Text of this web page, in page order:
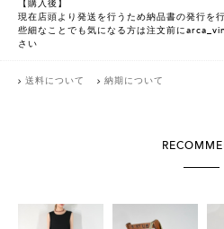
【購入後】
現在店頭より発送を行うため納品書の発行を
些細なことでも気になる方は注文前に
さい
送料について 納期について